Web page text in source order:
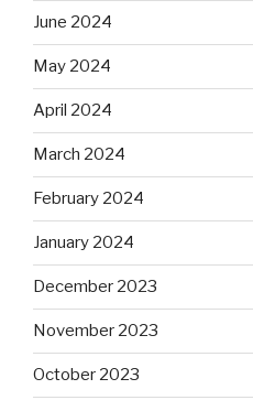
June 2024
May 2024
April 2024
March 2024
February 2024
January 2024
December 2023
November 2023
October 2023